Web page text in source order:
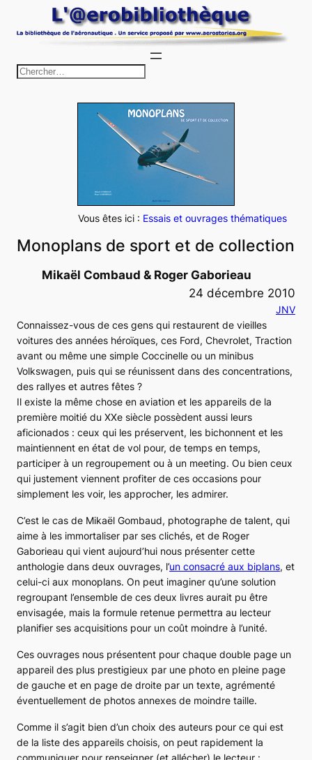
au
c
e
r
h
e
Vous êtes ici : Essais et ouvrages thématiques
Monoplans de sport et de collection
Mikaël Combaud & Roger Gaborieau
24 décembre 2010
JNV
Connaissez-vous de ces gens qui restaurent de vieilles
voitures des années héroïques, ces Ford, Chevrolet, Traction
avant ou même une simple Coccinelle ou un minibus
Volkswagen, puis qui se réunissent dans des concentrations,
des rallyes et autres fêtes ?
Il existe la même chose en aviation et les appareils de la
première moitié du XXe siècle possèdent aussi leurs
aficionados : ceux qui les préservent, les bichonnent et les
maintiennent en état de vol pour, de temps en temps,
participer à un regroupement ou à un meeting. Ou bien ceux
qui justement viennent profiter de ces occasions pour
simplement les voir, les approcher, les admirer.
C’est le cas de Mikaël Gombaud, photographe de talent, qui
aime à les immortaliser par ses clichés, et de Roger
Gaborieau qui vient aujourd’hui nous présenter cette
anthologie dans deux ouvrages, l’un consacré aux biplans, et
celui-ci aux monoplans. On peut imaginer qu’une solution
regroupant l’ensemble de ces deux livres aurait pu être
envisagée, mais la formule retenue permettra au lecteur
planifier ses acquisitions pour un coût moindre à l’unité.
Ces ouvrages nous présentent pour chaque double page un
appareil des plus prestigieux par une photo en pleine page
de gauche et en page de droite par un texte, agrémenté
éventuellement de photos annexes de moindre taille.
Comme il s’agit bien d’un choix des auteurs pour ce qui est
de la liste des appareils choisis, on peut rapidement la
communiquer pour renseigner (et allécher) le lecteur :